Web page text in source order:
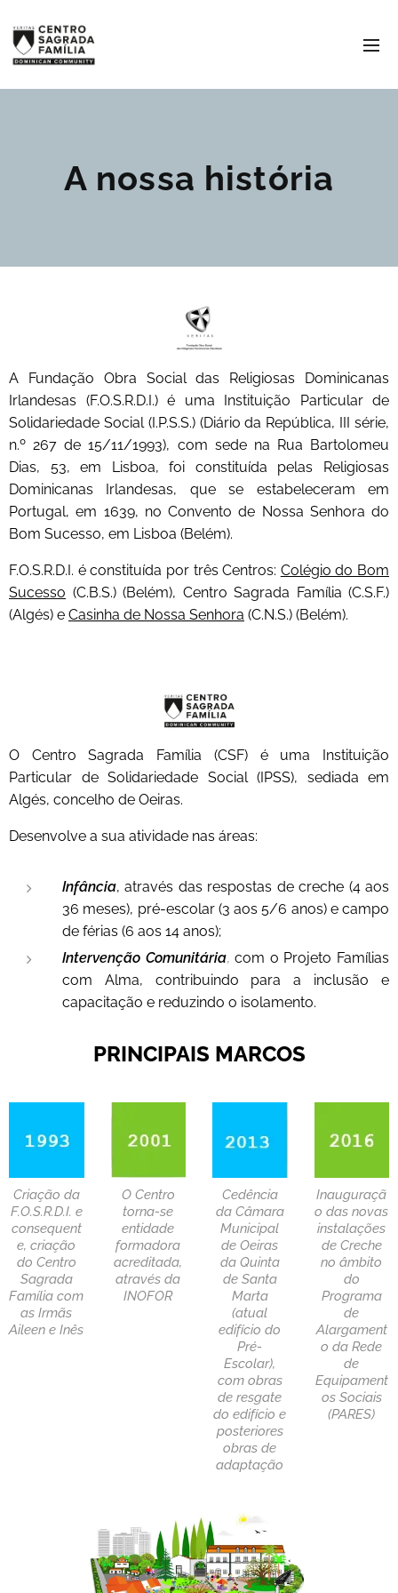
A nossa história
A Fundação Obra Social das Religiosas Dominicanas
Irlandesas (F.O.S.R.D.I.) é uma Instituição Particular de
Solidariedade Social (I.P.S.S.) (Diário da República, III série,
n.º 267 de 15/11/1993), com sede na Rua Bartolomeu
Dias, 53, em Lisboa, foi constituída pelas Religiosas
Dominicanas Irlandesas, que se estabeleceram em
Portugal, em 1639, no Convento de Nossa Senhora do
Bom Sucesso, em Lisboa (Belém).
F.O.S.R.D.I. é constituída por três Centros: Colégio do Bom
Sucesso (C.B.S.) (Belém), Centro Sagrada Família (C.S.F.)
(Algés) e Casinha de Nossa Senhora (C.N.S.) (Belém).
O Centro Sagrada Família (CSF) é uma Instituição
Particular de Solidariedade Social (IPSS), sediada em
Algés, concelho de Oeiras.
Desenvolve a sua atividade nas áreas:
Infância, através das respostas de creche (4 aos
36 meses), pré-escolar (3 aos 5/6 anos) e campo
de férias (6 aos 14 anos);
Intervenção Comunitária,com o Projeto Famílias
com Alma, contribuindo para a inclusão e
capacitação e reduzindo o isolamento.
PRINCIPAIS MARCOS
Criação da
F.O.S.R.D.I. e
consequent
e, criação
do Centro
Sagrada
Família com
as Irmãs
Aileen e Inês
O Centro
torna-se
entidade
formadora
acreditada,
através da
INOFOR
Cedência
da Câmara
Municipal
de Oeiras
da Quinta
de Santa
Marta
(atual
edifício do
Pré-
Escolar),
com obras
de resgate
do edifício e
posteriores
obras de
adaptação
Inauguraçã
o das novas
instalações
de Creche
no âmbito
do
Programa
de
Alargament
o da Rede
de
Equipament
os Sociais
(PARES)